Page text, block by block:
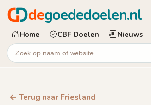
degoededoelen.nl
Home CBF Doelen Nieuws
← Terug naar Friesland